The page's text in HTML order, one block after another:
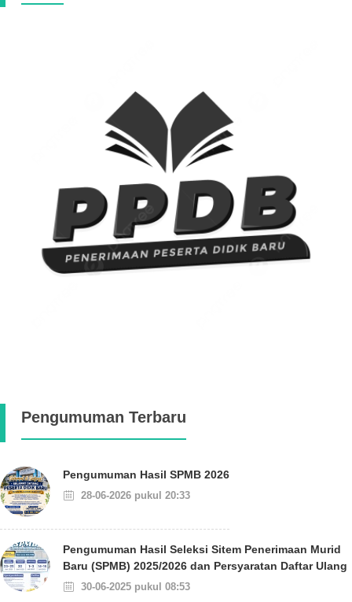
Pengumuman Terbaru
Pengumuman Hasil SPMB 2026
28-06-2026 pukul 20:33
Pengumuman Hasil Seleksi Sitem Penerimaan Murid
Baru (SPMB) 2025/2026 dan Persyaratan Daftar Ulang
30-06-2025 pukul 08:53